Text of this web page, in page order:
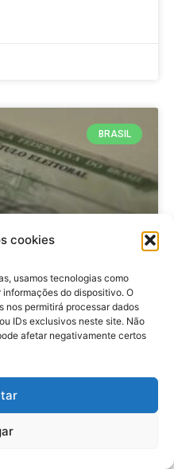
cookies
usamos tecnologias como
do dispositivo. O
nos permitirá processar dados
IDs exclusivos neste site. Não
afetar negativamente certos
BRASIL
investiga
eleitorais